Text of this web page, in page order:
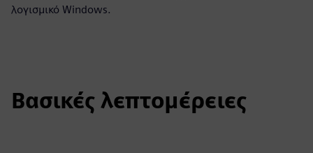
λογισμικό Windows.
Βασικές λεπτομέρειες